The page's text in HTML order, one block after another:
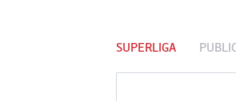
SUPERLIGA